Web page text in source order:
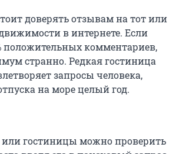
доверять отзывам на тот или
в интернете. Если
положительных комментариев,
странно. Редкая гостиница
запросы человека,
на море целый год.
или гостиницы можно проверить